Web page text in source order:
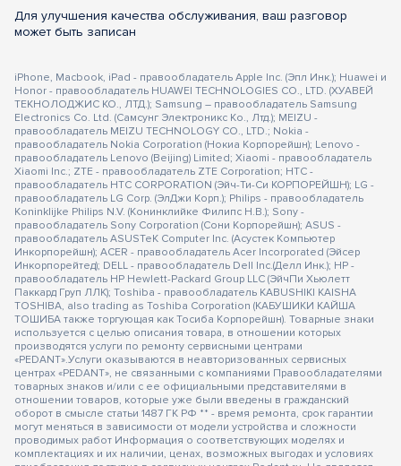
Для улучшения качества обслуживания, ваш разговор
может быть записан
iPhone, Macbook, iPad - правообладатель Apple Inc. (Эпл Инк.); Huawei и
Honor - правообладатель HUAWEI TECHNOLOGIES CO., LTD. (ХУАВЕЙ
ТЕКНОЛОДЖИС КО., ЛТД.); Samsung – правообладатель Samsung
Electronics Co. Ltd. (Самсунг Электроникс Ко., Лтд.); MEIZU -
правообладатель MEIZU TECHNOLOGY CO., LTD.; Nokia -
правообладатель Nokia Corporation (Нокиа Корпорейшн); Lenovo -
правообладатель Lenovo (Beijing) Limited; Xiaomi - правообладатель
Xiaomi Inc.; ZTE - правообладатель ZTE Corporation; HTC -
правообладатель HTC CORPORATION (Эйч-Ти-Си КОРПОРЕЙШН); LG -
правообладатель LG Corp. (ЭлДжи Корп.); Philips - правообладатель
Koninklijke Philips N.V. (Конинклийке Филипс Н.В.); Sony -
правообладатель Sony Corporation (Сони Корпорейшн); ASUS -
правообладатель ASUSTeK Computer Inc. (Асустек Компьютер
Инкорпорейшн); ACER - правообладатель Acer Incorporated (Эйсер
Инкорпорейтед); DELL - правообладатель Dell Inc.(Делл Инк.); HP -
правообладатель HP Hewlett-Packard Group LLC (ЭйчПи Хьюлетт
Паккард Груп ЛЛК); Toshiba - правообладатель KABUSHIKI KAISHA
TOSHIBA, also trading as Toshiba Corporation (КАБУШИКИ КАЙША
ТОШИБА также торгующая как Тосиба Корпорейшн). Товарные знаки
используется с целью описания товара, в отношении которых
производятся услуги по ремонту сервисными центрами
«PEDANT».Услуги оказываются в неавторизованных сервисных
центрах «PEDANT», не связанными с компаниями Правообладателями
товарных знаков и/или с ее официальными представителями в
отношении товаров, которые уже были введены в гражданский
оборот в смысле статьи 1487 ГК РФ ** - время ремонта, срок гарантии
могут меняться в зависимости от модели устройства и сложности
проводимых работ Информация о соответствующих моделях и
комплектациях и их наличии, ценах, возможных выгодах и условиях